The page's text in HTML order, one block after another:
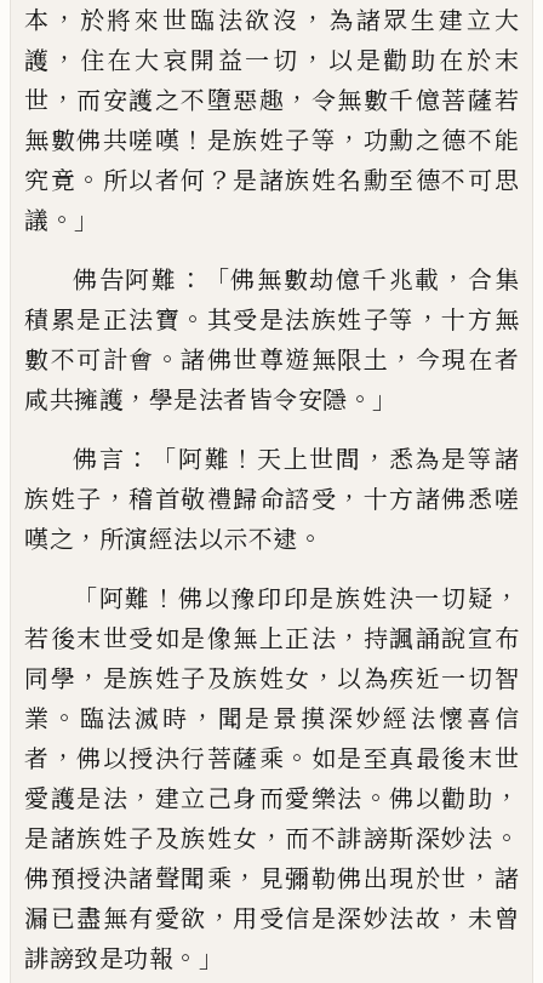
本 ， 於將來世臨法欲沒 ， 為諸眾生建立大
護 ， 住在大哀開益一切 ， 以是勸助在於末
世 ， 而安護之不墮惡趣 ， 令無數千億菩薩若
無數佛共嗟嘆 ！ 是族姓子等 ， 功勳之德不能
究竟 。 所以者何 ？ 是諸族姓名勳至德不可思
議 。」
佛告阿難 ：「佛無數劫億千兆載 ， 合集
積累是正法寶 。 其受是法族姓子等 ，十方無
數不可計會 。諸佛世尊遊無限土 ， 今現在者
咸共擁護 ， 學是法者皆令安隱 。」
佛言 ：「阿難 ！ 天上世間 ， 悉為是等諸
族姓子 ，稽首敬禮歸命諮受 ， 十方諸佛悉嗟
嘆之 ， 所演經法以示不逮 。
「阿難 ！ 佛以豫印印是族姓決一切疑 ，
若後末世受如是像無上正法 ， 持諷誦說宣布
同學 ， 是族姓子及族姓女 ， 以為疾近一切智
業 。 臨法滅時 ， 聞是景摸深妙經法懷喜信
者 ，佛以授決行菩薩乘 。 如是至真最後末世
愛護是法 ， 建立己身而愛樂法 。佛以勸助 ，
是諸族姓子及族姓女 ， 而不誹謗斯深妙法 。
佛預授決諸聲聞乘 ， 見彌勒佛出現於世 ， 諸
漏已盡無有愛欲 ， 用受信是深妙法故 ， 未曾
誹謗致是功報 。」